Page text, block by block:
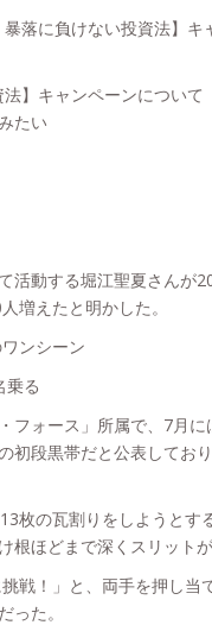
落に負けない投資法】
】キャンペーンについて
たい
活動する堀江聖夏さんが
増えたと明かした。
ンシーン
乗る
フォース」所属で、7月
初段黒帯だと公表してお
枚の瓦割りをしようと
根ほどまで深くスリット
戦！」と、両手を押し当
った。